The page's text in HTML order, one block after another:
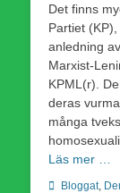
Det finns
Partiet
anledning
Marxist-
KPML(r).
deras
många
Läs mer …
Kategorier
Bloggat,